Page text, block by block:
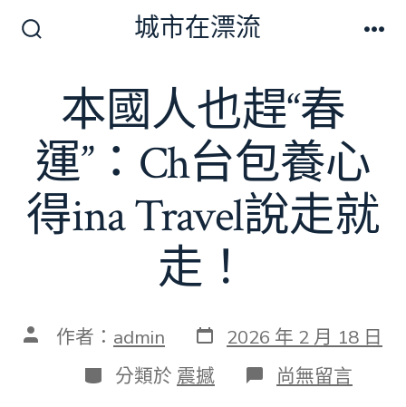
關
城市在漂流
本國人也趕“春
運”：Ch台包養心
得ina Travel說走就
走！
文 作者： admin 發
表
日
期
2026 年 2 月 18 日
分
類
分類於 震撼 在
〈本
尚無留言